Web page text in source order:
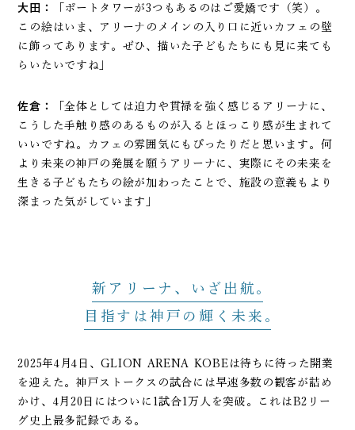
大田：
「ポートタワーが3つもあるのはご愛嬌です（笑）。
この絵はいま、アリーナのメインの入り口に近いカフェの壁
に飾ってあります。ぜひ、描いた子どもたちにも見に来ても
らいたいですね」
佐倉：
「全体としては迫力や貫禄を強く感じるアリーナに、
こうした手触り感のあるものが入るとほっこり感が生まれて
いいですね。カフェの雰囲気にもぴったりだと思います。何
より未来の神戸の発展を願うアリーナに、実際にその未来を
生きる子どもたちの絵が加わったことで、施設の意義もより
深まった気がしています」
新アリーナ、いざ出航
目指すは神戸の輝く未来
2025年4月4日、GLION ARENA KOBEは待ちに待った開業
を迎えた。神戸ストークスの試合には早速多数の観客が詰め
かけ、4月20日にはついに1試合1万人を突破。これはB2リー
グ史上最多記録である。